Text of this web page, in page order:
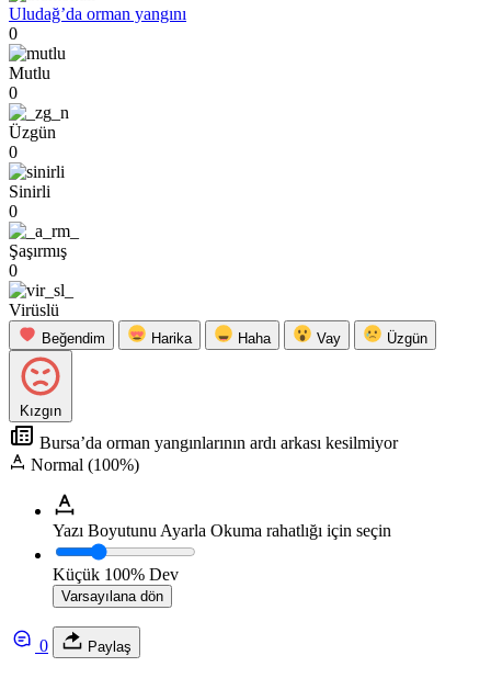
Uludağ’da orman yangını
0
Mutlu
0
Üzgün
0
Sinirli
0
Şaşırmış
0
Virüslü
Beğendim Harika Haha Vay Üzgün
Kızgın
Bursa’da orman yangınlarının ardı arkası kesilmiyor
Normal (100%)
Yazı Boyutunu Ayarla Okuma rahatlığı için seçin
Küçük 100% Dev
Varsayılana dön
0 Paylaş